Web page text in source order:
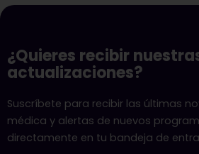
¿Quieres recibir
actualizaciones?
Suscríbete para recibir las últimas
médica y alertas de nuevos
directamente en tu bandeja de